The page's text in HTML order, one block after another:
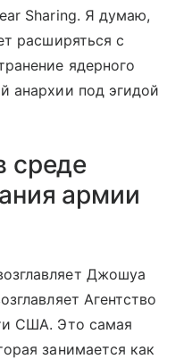
Sharing. Я думаю,
расширяться с
ядерного
анархии под эгидой
среде
армии
Джошуа
Агентство
США. Это самая
занимается как